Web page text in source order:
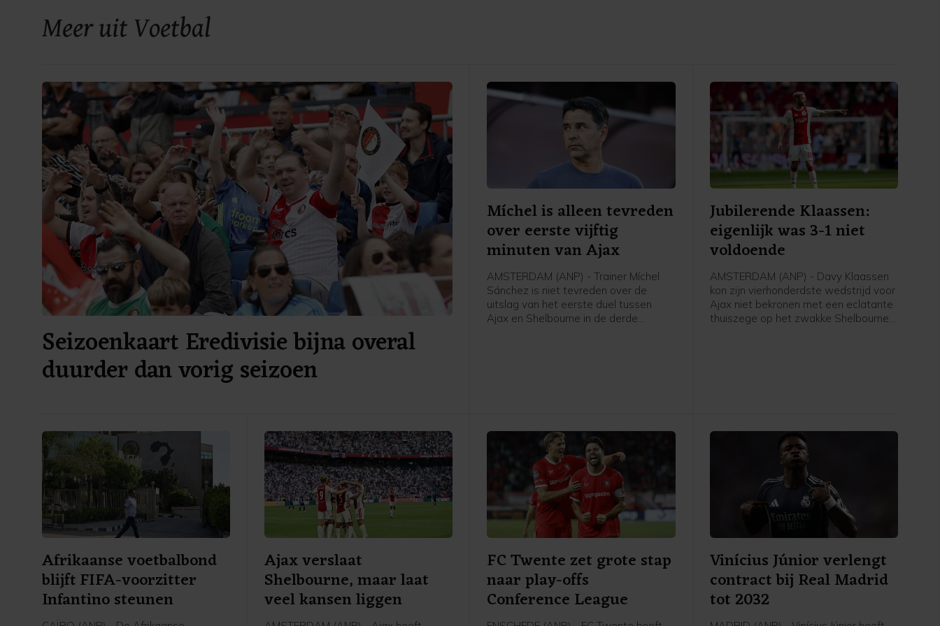
Meer uit Voetbal
Seizoenkaart Eredivisie bijna overal
duurder dan vorig seizoen
Míchel is alleen tevreden
over eerste vijftig
minuten van Ajax
AMSTERDAM (ANP) - Trainer Míchel
Sánchez is niet tevreden over de
uitslag van het eerste duel tussen
Ajax en Shelbourne in de derde
een counter. Dat was niet goed."
Jubilerende Klaassen:
eigenlijk was 3-1 niet
voldoende
AMSTERDAM (ANP) - Davy Klaassen
kon zijn vierhonderdste wedstrijd voor
Ajax niet bekronen met een eclatante
thuiszege op het zwakke Shelbourne
de tegenstander."
Afrikaanse voetbalbond
blijft FIFA-voorzitter
Infantino steunen
Ajax verslaat
Shelbourne, maar laat
veel kansen liggen
FC Twente zet grote stap
naar play-offs
Conference League
Vinícius Júnior verlengt
contract bij Real Madrid
tot 2032